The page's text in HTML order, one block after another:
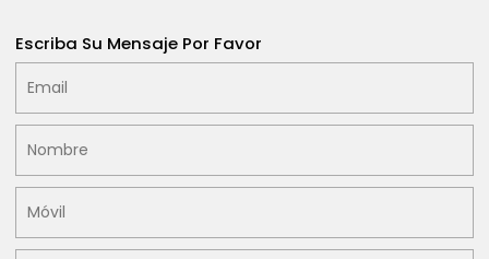
Escriba Su Mensaje Por Favor